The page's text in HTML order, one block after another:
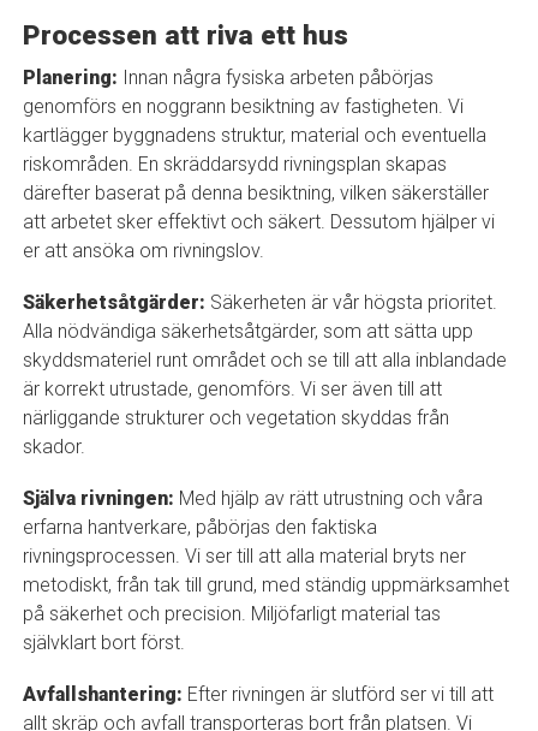
Processen att riva ett hus
Planering: Innan några fysiska arbeten påbörjas
genomförs en noggrann besiktning av fastigheten. Vi
kartlägger byggnadens struktur, material och eventuella
riskområden. En skräddarsydd rivningsplan skapas
därefter baserat på denna besiktning, vilken säkerställer
att arbetet sker effektivt och säkert. Dessutom hjälper vi
er att ansöka om rivningslov.
Säkerhetsåtgärder: Säkerheten är vår högsta prioritet.
Alla nödvändiga säkerhetsåtgärder, som att sätta upp
skyddsmateriel runt området och se till att alla inblandade
är korrekt utrustade, genomförs. Vi ser även till att
närliggande strukturer och vegetation skyddas från
skador.
Själva rivningen: Med hjälp av rätt utrustning och våra
erfarna hantverkare, påbörjas den faktiska
rivningsprocessen. Vi ser till att alla material bryts ner
metodiskt, från tak till grund, med ständig uppmärksamhet
på säkerhet och precision. Miljöfarligt material tas
självklart bort först.
Avfallshantering: Efter rivningen är slutförd ser vi till att
allt skräp och avfall transporteras bort från platsen. Vi